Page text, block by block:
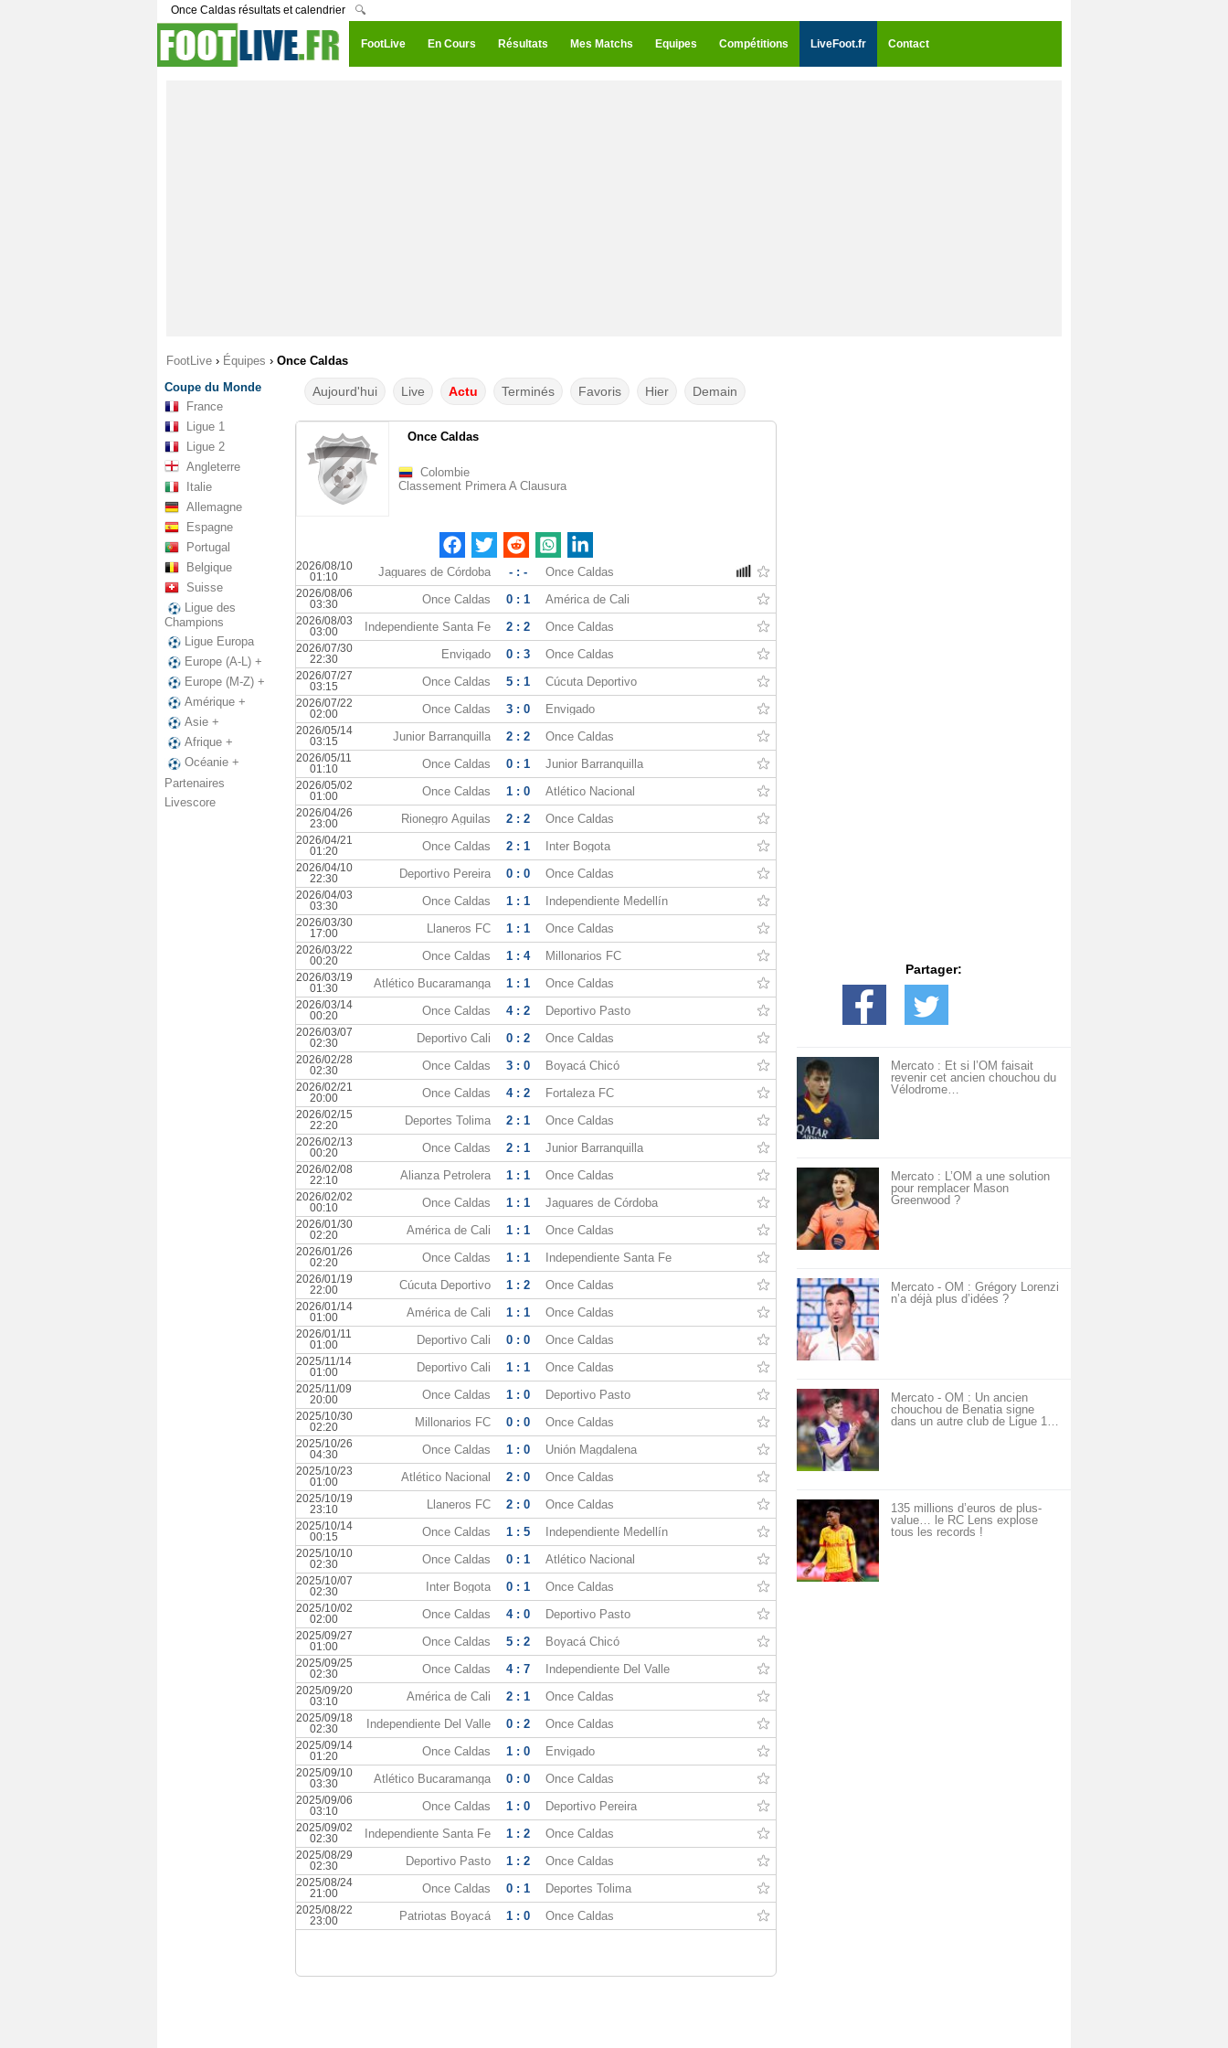
Once Caldas résultats et calendrier 🔍
FootLive En Cours Résultats Mes Matchs Equipes Compétitions LiveFoot.fr Contact
FootLive › Équipes › Once Caldas
Coupe du Monde
France
Ligue 1
Ligue 2
Angleterre
Italie
Allemagne
Espagne
Portugal
Belgique
Suisse
Ligue des
Champions
Ligue Europa
Europe (A-L) +
Europe (M-Z) +
Amérique +
Asie +
Afrique +
Océanie +
Partenaires
Livescore
Aujourd'hui Live Actu Terminés Favoris Hier Demain
Once Caldas
Colombie
Classement Primera A Clausura
2026/08/10
01:10
Jaguares de Córdoba - : - Once Caldas
2026/08/06
03:30
Once Caldas 0 : 1 América de Cali
2026/08/03
03:00
Independiente Santa Fe 2 : 2 Once Caldas
2026/07/30
22:30
Envigado 0 : 3 Once Caldas
2026/07/27
03:15
Once Caldas 5 : 1 Cúcuta Deportivo
2026/07/22
02:00
Once Caldas 3 : 0 Envigado
2026/05/14
03:15
Junior Barranquilla 2 : 2 Once Caldas
2026/05/11
01:10
Once Caldas 0 : 1 Junior Barranquilla
2026/05/02
01:00
Once Caldas 1 : 0 Atlético Nacional
2026/04/26
23:00
Rionegro Águilas 2 : 2 Once Caldas
2026/04/21
01:20
Once Caldas 2 : 1 Inter Bogota
2026/04/10
22:30
Deportivo Pereira 0 : 0 Once Caldas
2026/04/03
03:30
Once Caldas 1 : 1 Independiente Medellín
2026/03/30
17:00
Llaneros FC 1 : 1 Once Caldas
2026/03/22
00:20
Once Caldas 1 : 4 Millonarios FC
2026/03/19
01:30
Atlético Bucaramanga 1 : 1 Once Caldas
2026/03/14
00:20
Once Caldas 4 : 2 Deportivo Pasto
2026/03/07
02:30
Deportivo Cali 0 : 2 Once Caldas
2026/02/28
02:30
Once Caldas 3 : 0 Boyacá Chicó
2026/02/21
20:00
Once Caldas 4 : 2 Fortaleza FC
2026/02/15
22:20
Deportes Tolima 2 : 1 Once Caldas
2026/02/13
00:20
Once Caldas 2 : 1 Junior Barranquilla
2026/02/08
22:10
Alianza Petrolera 1 : 1 Once Caldas
2026/02/02
00:10
Once Caldas 1 : 1 Jaguares de Córdoba
2026/01/30
02:20
América de Cali 1 : 1 Once Caldas
2026/01/26
02:20
Once Caldas 1 : 1 Independiente Santa Fe
2026/01/19
22:00
Cúcuta Deportivo 1 : 2 Once Caldas
2026/01/14
01:00
América de Cali 1 : 1 Once Caldas
2026/01/11
01:00
Deportivo Cali 0 : 0 Once Caldas
2025/11/14
01:00
Deportivo Cali 1 : 1 Once Caldas
2025/11/09
20:00
Once Caldas 1 : 0 Deportivo Pasto
2025/10/30
02:20
Millonarios FC 0 : 0 Once Caldas
2025/10/26
04:30
Once Caldas 1 : 0 Unión Magdalena
2025/10/23
01:00
Atlético Nacional 2 : 0 Once Caldas
2025/10/19
23:10
Llaneros FC 2 : 0 Once Caldas
2025/10/14
00:15
Once Caldas 1 : 5 Independiente Medellín
2025/10/10
02:30
Once Caldas 0 : 1 Atlético Nacional
2025/10/07
02:30
Inter Bogota 0 : 1 Once Caldas
2025/10/02
02:00
Once Caldas 4 : 0 Deportivo Pasto
2025/09/27
01:00
Once Caldas 5 : 2 Boyacá Chicó
2025/09/25
02:30
Once Caldas 4 : 7 Independiente Del Valle
2025/09/20
03:10
América de Cali 2 : 1 Once Caldas
2025/09/18
02:30
Independiente Del Valle 0 : 2 Once Caldas
2025/09/14
01:20
Once Caldas 1 : 0 Envigado
2025/09/10
03:30
Atlético Bucaramanga 0 : 0 Once Caldas
2025/09/06
03:10
Once Caldas 1 : 0 Deportivo Pereira
2025/09/02
02:30
Independiente Santa Fe 1 : 2 Once Caldas
2025/08/29
02:30
Deportivo Pasto 1 : 2 Once Caldas
2025/08/24
21:00
Once Caldas 0 : 1 Deportes Tolima
2025/08/22
23:00
Patriotas Boyacá 1 : 0 Once Caldas
Partager:
Mercato : Et si l’OM faisait
revenir cet ancien chouchou du
Vélodrome…
Mercato : L’OM a une solution
pour remplacer Mason
Greenwood ?
Mercato - OM : Grégory Lorenzi
n’a déjà plus d’idées ?
Mercato - OM : Un ancien
chouchou de Benatia signe
dans un autre club de Ligue 1…
135 millions d’euros de plus-
value… le RC Lens explose
tous les records !